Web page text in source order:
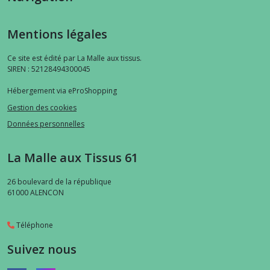
Mentions légales
Ce site est édité par La Malle aux tissus.
SIREN : 52128494300045
Hébergement via eProShopping
Gestion des cookies
Données personnelles
La Malle aux Tissus 61
26 boulevard de la république
61000ALENCON
Téléphone
Suivez nous